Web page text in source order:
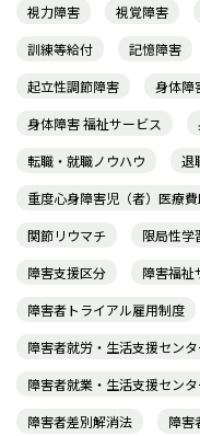
視力障害
視覚障害
訓練等給付
記憶障害
起立性調節障害
身体障
身体障害 福祉サービス
転職・就職ノウハウ
退
重度心身障害児（者）医療
関節リウマチ
限局性学
障害支援区分
障害福祉
障害者トライアル雇用制度
障害者就労・生活支援センタ
障害者就業・生活支援センタ
障害者差別解消法
障害